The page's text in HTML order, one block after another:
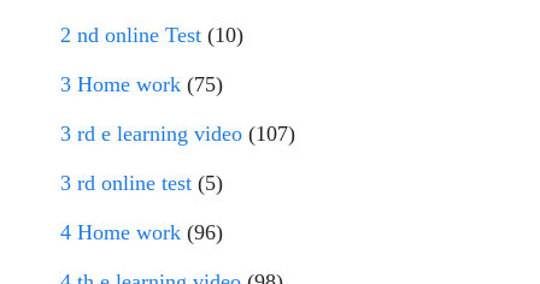
2 nd online Test (10)
3 Home work (75)
3 rd e learning video (107)
3 rd online test (5)
4 Home work (96)